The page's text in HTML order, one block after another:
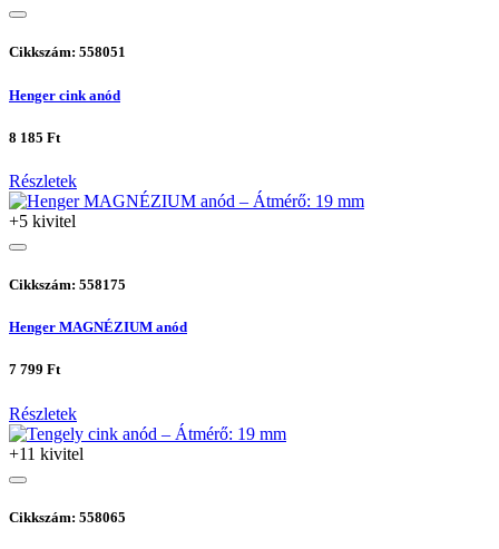
Cikkszám: 558051
Henger cink anód
8 185 Ft
Részletek
+5 kivitel
Cikkszám: 558175
Henger MAGNÉZIUM anód
7 799 Ft
Részletek
+11 kivitel
Cikkszám: 558065